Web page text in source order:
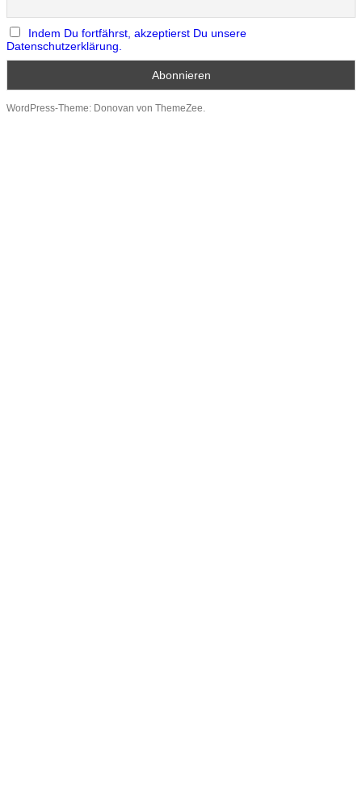
Indem Du fortfährst, akzeptierst Du unsere
Datenschutzerklärung.
WordPress-Theme: Donovan von ThemeZee.